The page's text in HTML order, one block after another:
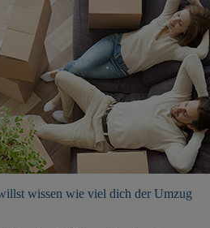
wissen wie viel dich der Umzug